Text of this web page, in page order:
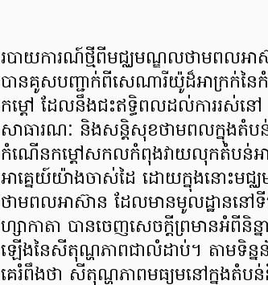
របាយការណ៍ថ្មីពីមជ្ឈមណ្ឌលថាមពលអា
បានគូសបញ្ជាក់ពីសេណារីយ៉ូដ៏អាក្រក់ន
កម្ដៅ ដែលនឹងជះឥទ្ធិពលដល់ការរស់ន
សាធារណៈ និងសន្តិសុខថាមពលក្នុងតំប
កំណើនកម្ដៅសកលកំពុងវាយលុកតំបន់
អាគ្នេយ៍យ៉ាងចាស់ដៃ ដោយក្នុងនោះមជ្
ថាមពលអាស៊ាន ដែលមានមូលដ្ឋាននៅទី
ហ្សាកាតា បានចេញសេចក្តីព្រមានអំពីនិន្ន
ឡើងនៃសីតុណ្ហភាពជាលំដាប់។ តាមទិន្ន
គេរំពឹងថា សីតុណ្ហភាពមធ្យមនៅក្នុងតំ